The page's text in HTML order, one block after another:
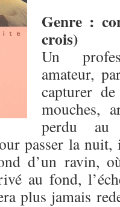
Genre :
crois)
Un
amateur,
capturer
mouches,
perdu au
passer la
d’un ravin,
au fond,
plus jamais